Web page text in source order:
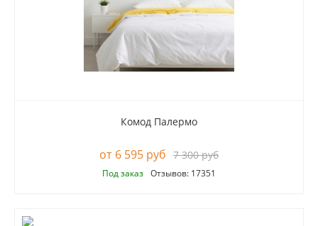
Комод Палермо
6 595 руб 7 300 руб
Под заказ Отзывов: 17351